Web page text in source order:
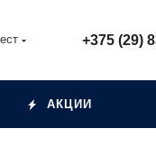
+375 (29)
АКЦИИ